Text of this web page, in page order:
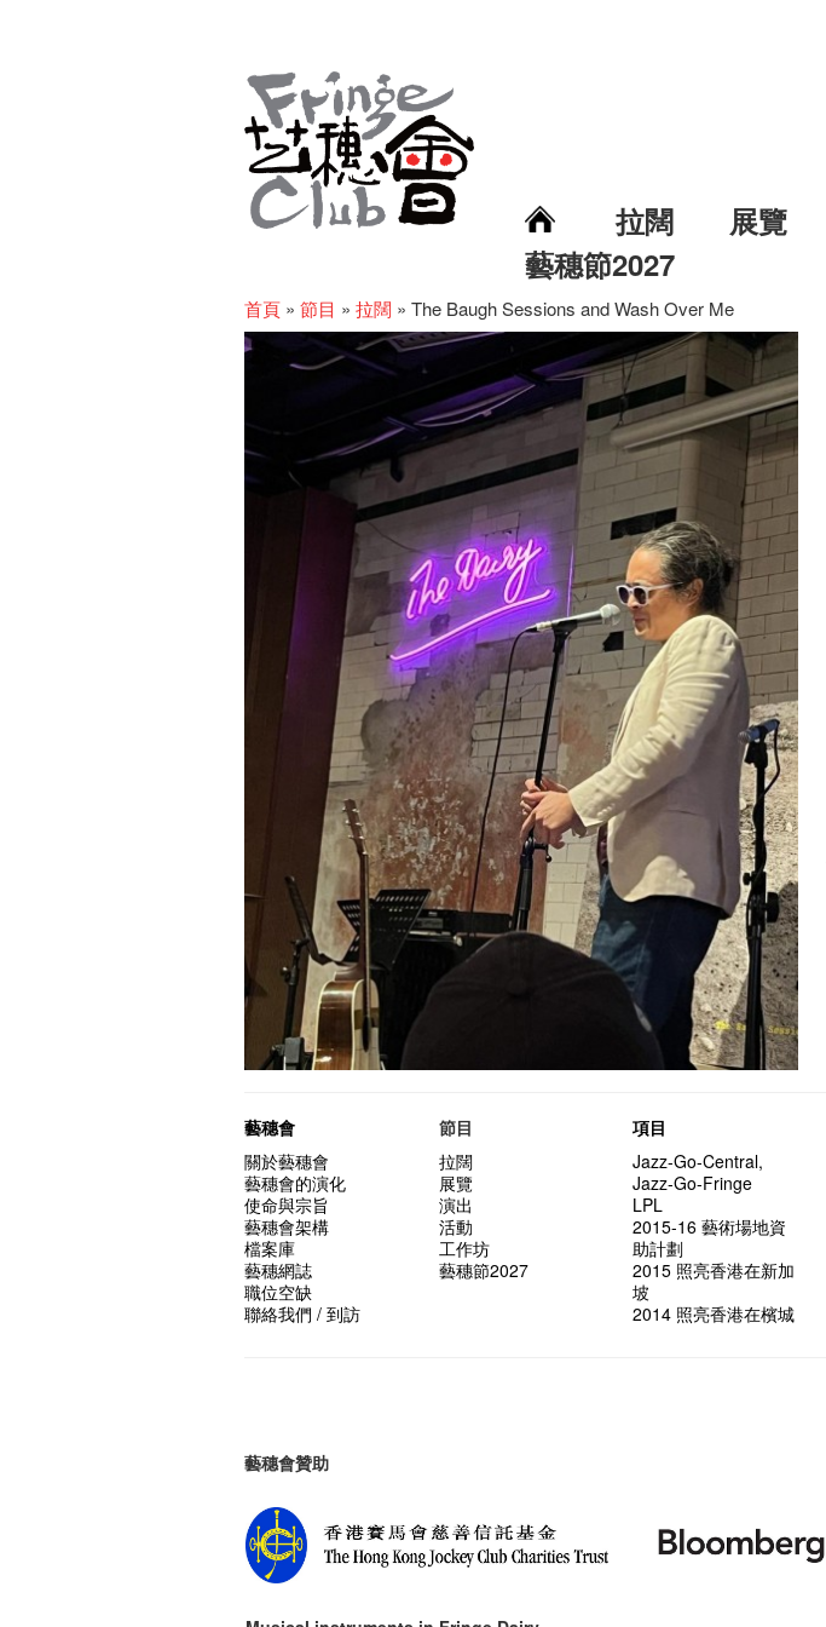
拉闊 展覽
藝穗節2027
首頁 » 節目 » 拉闊 » The Baugh Sessions and Wash Over Me
藝穗會
關於藝穗會
藝穗會的演化
使命與宗旨
藝穗會架構
檔案庫
藝穗網誌
職位空缺
聯絡我們 / 到訪
節目
拉闊
展覽
演出
活動
工作坊
藝穗節2027
項目
Jazz-Go-Central,
Jazz-Go-Fringe
LPL
2015-16 藝術場地資
助計劃
2015 照亮香港在新加
坡
2014 照亮香港在檳城
藝穗會贊助